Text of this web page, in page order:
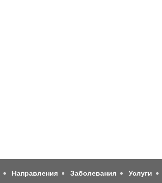
Направления Заболевания Услуги